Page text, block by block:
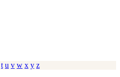
t u v w x y z